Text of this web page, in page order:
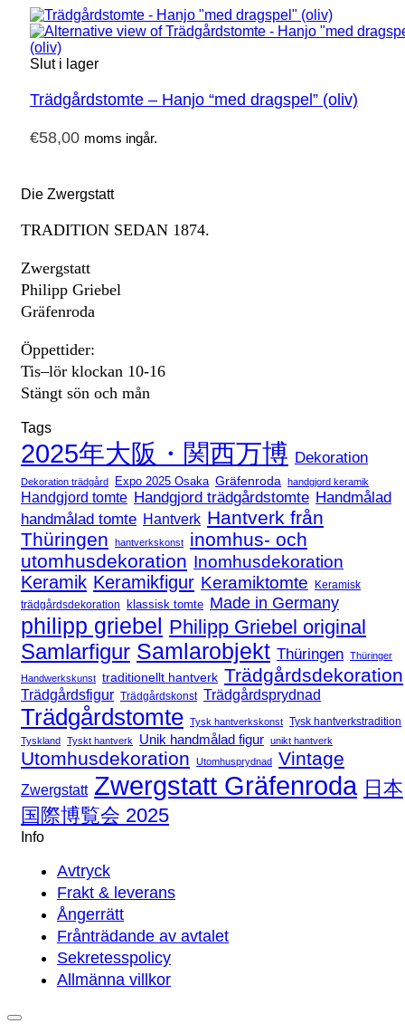
Slut i lager
Trädgårdstomte – Hanjo “med dragspel” (oliv)
€58,00 moms ingår.
Die Zwergstatt
TRADITION SEDAN 1874.
Zwergstatt
Philipp Griebel
Gräfenroda
Öppettider:
Tis–lör klockan 10-16
Stängt sön och mån
Tags
2025年大阪・関西万博 Dekoration
Dekoration trädgård Expo 2025 Osaka Gräfenroda handgjord keramik
Handgjord tomte Handgjord trädgårdstomte Handmålad
handmålad tomte Hantverk Hantverk från
Thüringen
hantverkskonst
inomhus- och
utomhusdekoration Inomhusdekoration
Keramik Keramikfigur Keramiktomte
Keramisk
trädgårdsdekoration klassisk tomte Made in Germany
philipp griebel Philipp Griebel original
Samlarfigur Samlarobjekt Thüringen Thüringer
Handwerkskunst traditionellt hantverk Trädgårdsdekoration
Trädgårdsfigur Trädgårdskonst Trädgårdsprydnad
Trädgårdstomte Tysk hantverkskonst Tysk hantverkstradition
Tyskland Tyskt hantverk Unik handmålad figur unikt hantverk
Utomhusdekoration Utomhusprydnad Vintage
Zwergstatt Zwergstatt Gräfenroda 日本
国際博覧会 2025
Info
Avtryck
Frakt & leverans
Ångerrätt
Frånträdande av avtalet
Sekretesspolicy
Allmänna villkor